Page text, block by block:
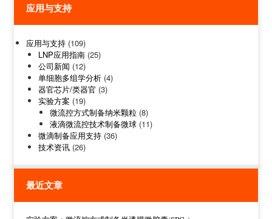
应用与支持
应用与支持 (109)
LNP应用指南(25)
公司新闻 (12)
单细胞多组学分析(4)
器官芯片/类器官 (3)
实验方案(19)
微流控方式制备纳米颗粒 (8)
液滴微流控技术制备微球 (11)
微滴制备应用支持(36)
技术资讯(26)
最近文章